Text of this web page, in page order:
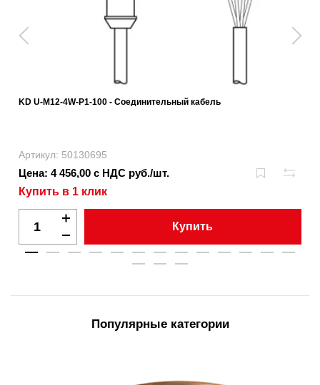
KD U-M12-4W-P1-100 - Соединительный кабель
Артикул: 50130695
Цена: 4 456,00 с НДС руб./шт.
Купить в 1 клик
Купить
Популярные категории